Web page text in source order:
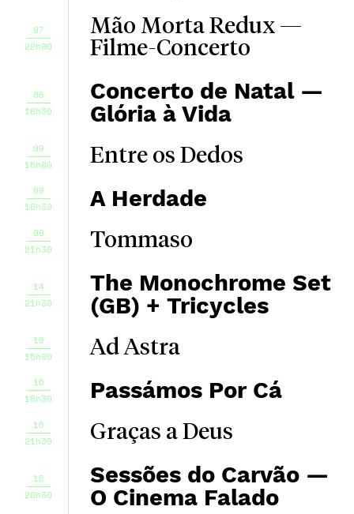
07
22h00
Mão Morta Redux —
Filme-Concerto
08
18h30
Concerto de Natal —
Glória à Vida
09
15h00
Entre os Dedos
09
18h30
A Herdade
09
21h30
Tommaso
14
21h30
The Monochrome Set
(GB) + Tricycles
16
15h00
Ad Astra
16
18h30
Passámos Por Cá
16
21h30
Graças a Deus
18
20h30
Sessões do Carvão —
O Cinema Falado